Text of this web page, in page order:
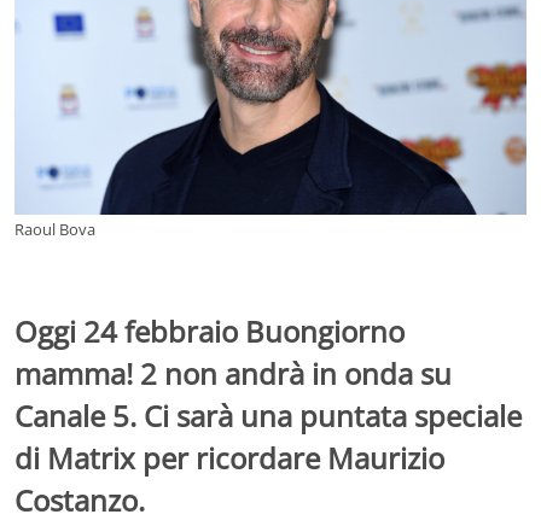
Raoul Bova
Oggi 24 febbraio Buongiorno
mamma! 2 non andrà in onda su
Canale 5. Ci sarà una puntata speciale
di Matrix per ricordare Maurizio
Costanzo.